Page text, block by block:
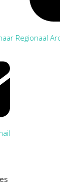
Regionaal